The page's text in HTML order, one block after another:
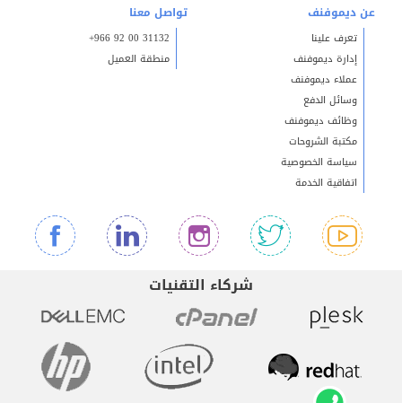
عن ديموفنف
تعرف علينا
إدارة ديموفنف
عملاء ديموفنف
وسائل الدفع
وظائف ديموفنف
مكتبة الشروحات
سياسة الخصوصية
اتفاقية الخدمة
تواصل معنا
+966 92 00 31132
منطقة العميل
شركاء التقنيات